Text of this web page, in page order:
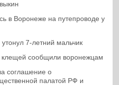
в Воронеже на путепроводе у
7-летний мальчик
клещей сообщили воронежцам
соглашение о
палатой РФ и